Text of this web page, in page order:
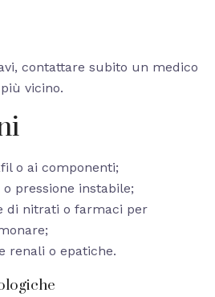
contattare subito un medico
vicino.
o ai componenti;
pressione instabile;
di nitrati o farmaci per
renali o epatiche.